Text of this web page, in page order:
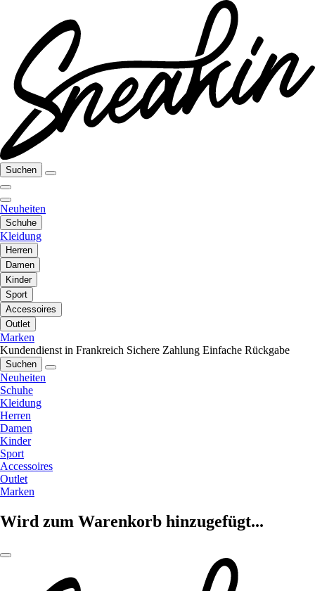
Suchen
Neuheiten
Schuhe
Kleidung
Herren
Damen
Kinder
Sport
Accessoires
Outlet
Marken
Kundendienst in Frankreich Sichere Zahlung Einfache Rückgabe
Suchen
Neuheiten
Schuhe
Kleidung
Herren
Damen
Kinder
Sport
Accessoires
Outlet
Marken
Wird zum Warenkorb hinzugefügt...